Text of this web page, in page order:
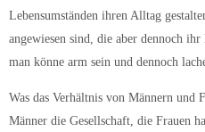
Lebensumständen ihren Alltag
angewiesen sind, die aber dennoch
man könne arm sein und dennoch
Was das Verhältnis von Männern und
Männer die Gesellschaft, die Frauen